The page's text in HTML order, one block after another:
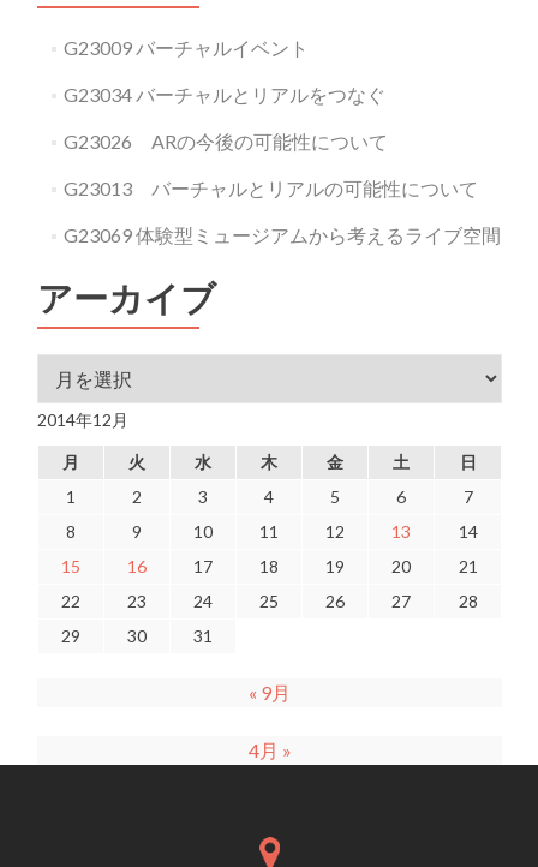
G23009 バーチャルイベント
G23034 バーチャルとリアルをつなぐ
G23026 ARの今後の可能性について
G23013 バーチャルとリアルの可能性について
G23069 体験型ミュージアムから考えるライブ空間
アーカイブ
アーカイブ
2014年12月
月 火 水 木 金 土
日
1
2 3 4 5 6
7
8
9 10 11 12 13
14
15
16 17 18 19 20
21
22
23 24 25 26 27
28
29
30 31
« 9月
4月 »